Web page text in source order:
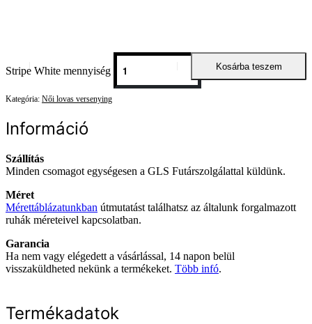
Stripe White mennyiség Kosárba teszem
Kategória: Női lovas versenying
Információ
Szállítás
Minden csomagot egységesen a GLS Futárszolgálattal küldünk.
Méret
Mérettáblázatunkban útmutatást találhatsz az általunk forgalmazott
ruhák méreteivel kapcsolatban.
Garancia
Ha nem vagy elégedett a vásárlással, 14 napon belül
visszaküldheted nekünk a termékeket. Több infó.
Termékadatok